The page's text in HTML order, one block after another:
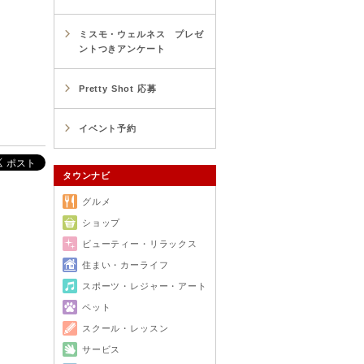
ミスモ・ウェルネス プレゼ
ントつきアンケート
Pretty Shot 応募
イベント予約
タウンナビ
グルメ
ショップ
ビューティー・リラックス
住まい・カーライフ
スポーツ・レジャー・アート
ペット
スクール・レッスン
サービス